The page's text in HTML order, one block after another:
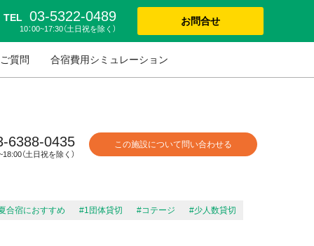
TEL 03-5322-0489
10：00~17:30（土日祝を除く）
お問合せ
質問 合宿費用シミュレーション
合宿におすすめ #1団体貸切 #コテージ #少人数貸切
6388-0435
（土日祝を除く）
この施設について問い合わせる